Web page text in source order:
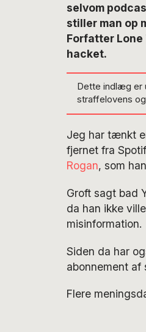
selvom
stiller man op
Forfatter
hacket.
Dette indlæg er
straffelovens
Jeg har tænkt
fjernet fra
Rogan, som
Groft sagt bad
da han ikke
misinformation.
Siden da har
abonnement af
Flere